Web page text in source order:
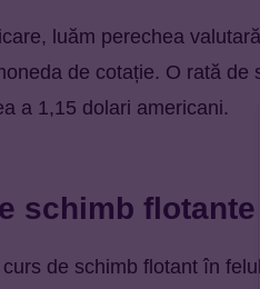
luăm perechea
de cotație. O rată
a 1,15 dolari americani.
schimb flotante
de schimb flotant în